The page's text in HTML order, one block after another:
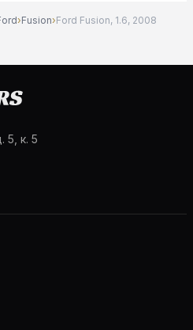
›Fusion›Ford Fusion, 1.6, 2008
5, к. 5